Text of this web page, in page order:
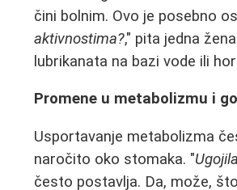
čini bolnim. Ovo je posebno
aktivnostima?," pita jedna
lubrikanata na bazi vode ili
Promene u metabolizmu i
Usportavanje metabolizma
naročito oko stomaka. "
često postavlja. Da, može,